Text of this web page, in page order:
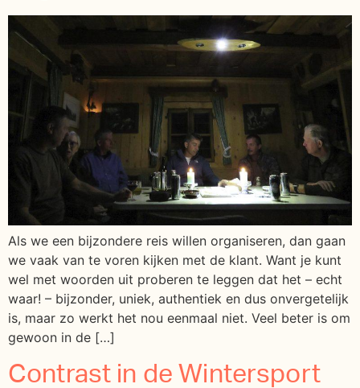
Als we een bijzondere reis willen organiseren, dan gaan
we vaak van te voren kijken met de klant. Want je kunt
wel met woorden uit proberen te leggen dat het – echt
waar! – bijzonder, uniek, authentiek en dus onvergetelijk
is, maar zo werkt het nou eenmaal niet. Veel beter is om
gewoon in de […]
Contrast in de Wintersport